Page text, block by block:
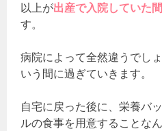
以上が出産で入院していた
す。
病院によって全然違うでし
いう間に過ぎていきます。
自宅に戻った後に、栄養バ
ルの食事を用意することな